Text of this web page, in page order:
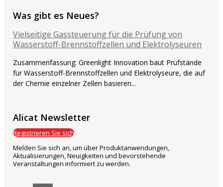
Was gibt es Neues?
Vielseitige Gassteuerung für die Prüfung von
Wasserstoff-Brennstoffzellen und Elektrolyseuren
Zusammenfassung: Greenlight Innovation baut Prüfstände
für Wasserstoff-Brennstoffzellen und Elektrolyseure, die auf
der Chemie einzelner Zellen basieren...
Alicat Newsletter
Registrieren Sie sich
Melden Sie sich an, um über Produktanwendungen,
Aktualisierungen, Neuigkeiten und bevorstehende
Veranstaltungen informiert zu werden.